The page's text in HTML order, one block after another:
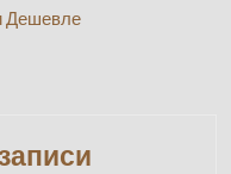
Дешевле